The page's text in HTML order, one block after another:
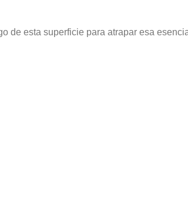
de esta superficie para atrapar esa